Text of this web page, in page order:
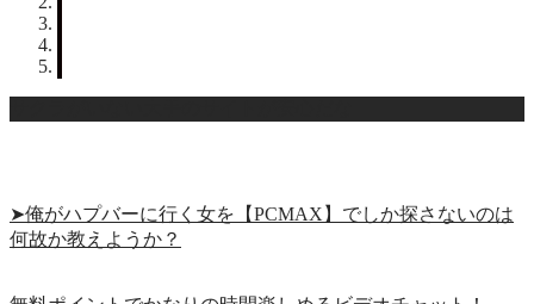
➤俺がハプバーに行く女を【PCMAX】でしか探さないのは
何故か教えようか？